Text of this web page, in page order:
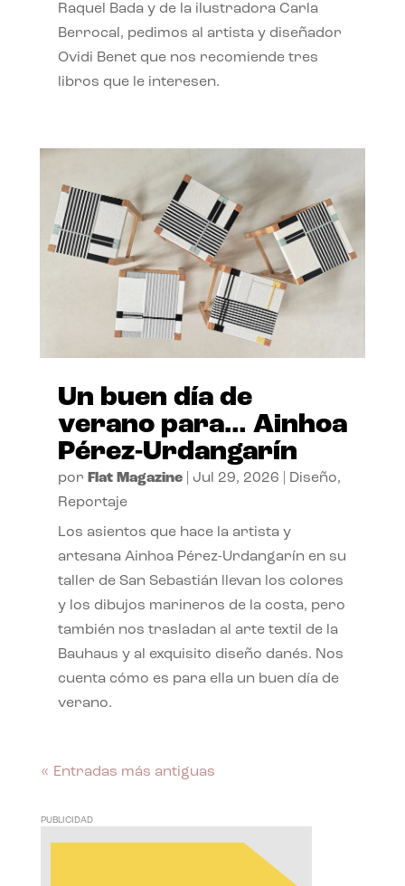
Raquel Bada y de la ilustradora Carla
Berrocal, pedimos al artista y diseñador
Ovidi Benet que nos recomiende tres
libros que le interesen.
Un buen día de
verano para… Ainhoa
Pérez-Urdangarín
por Flat Magazine| Jul 29, 2026 Diseño,
Reportaje
Los asientos que hace la artista y
artesana Ainhoa Pérez-Urdangarín en su
taller de San Sebastián llevan los colores
y los dibujos marineros de la costa, pero
también nos trasladan al arte textil de la
Bauhaus y al exquisito diseño danés. Nos
cuenta cómo es para ella un buen día de
verano.
« Entradas más antiguas
PUBLICIDAD